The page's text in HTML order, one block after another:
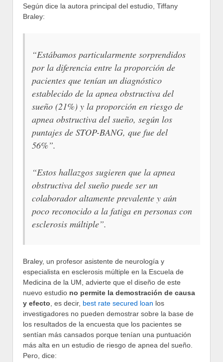
Según dice la autora principal del estudio, Tiffany
Braley:
“Estábamos particularmente sorprendidos
por la diferencia entre la proporción de
pacientes que tenían un diagnóstico
establecido de la apnea obstructiva del
sueño (21%) y la proporción en riesgo de
apnea obstructiva del sueño, según los
puntajes de STOP-BANG, que fue del
56%”.
“Estos hallazgos sugieren que la apnea
obstructiva del sueño puede ser un
colaborador altamente prevalente y aún
poco reconocido a la fatiga en personas con
esclerosis múltiple”.
Braley, un profesor asistente de neurología y
especialista en esclerosis múltiple en la Escuela de
Medicina de la UM, advierte que el diseño de este
nuevo estudio no permite la demostración de causa
y efecto , es decir, best rate secured loan los
investigadores no pueden demostrar sobre la base de
los resultados de la encuesta que los pacientes se
sentían más cansados porque tenían una puntuación
más alta en un estudio de riesgo de apnea del sueño.
Pero, dice: